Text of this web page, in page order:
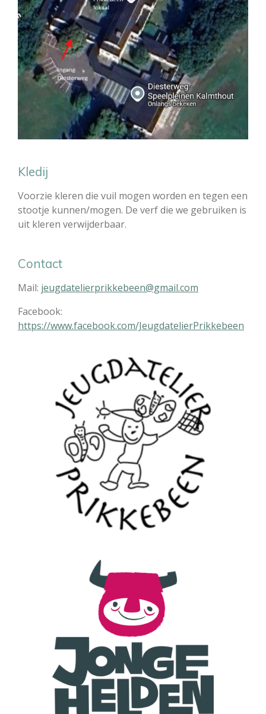
Kledij
Voorzie kleren die vuil mogen worden en tegen een
stootje kunnen/mogen. De verf die we gebruiken is
uit kleren verwijderbaar.
Contact
Mail: jeugdatelierprikkebeen@gmail.com
Facebook:
https://www.facebook.com/JeugdatelierPrikkebeen